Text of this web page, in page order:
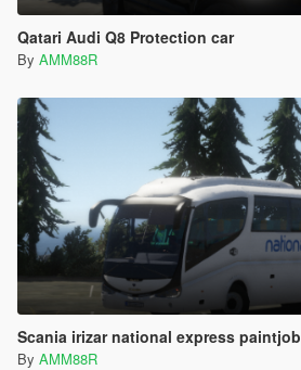
Qatari Audi Q8 Protection car
By AMM88R
Scania irizar national express paintjob
By AMM88R